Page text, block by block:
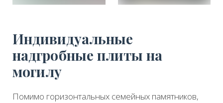
Индивидуальные
надгробные плиты на
могилу
Помимо горизонтальных семейных памятников,